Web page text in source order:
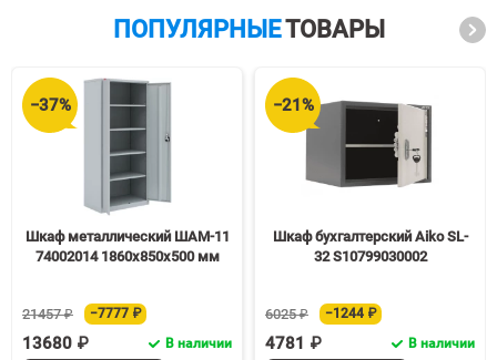
ПОПУЛЯРНЫЕТОВАРЫ
−37%
Шкаф металлический ШАМ-11
74002014 1860х850х500 мм
21457 ₽ −7777 ₽
13680 ₽ В наличии
−21%
Шкаф бухгалтерский Aiko SL-
32 S10799030002
6025 ₽ −1244 ₽
4781 ₽ В наличии